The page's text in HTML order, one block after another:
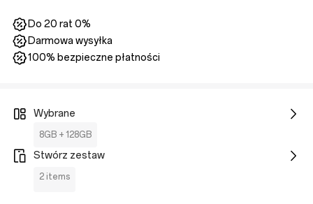
Do 20 rat 0%
Darmowa wysyłka
100% bezpieczne płatności
Wybrane
8GB + 128GB
Stwórz zestaw
2 items